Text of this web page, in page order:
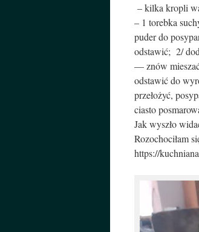
– kilka kropli
– 1 torebka
puder do
odstawić; 2/
— znów
odstawić do
przełożyć,
ciasto
Jak wyszło
Rozochociłam
https://